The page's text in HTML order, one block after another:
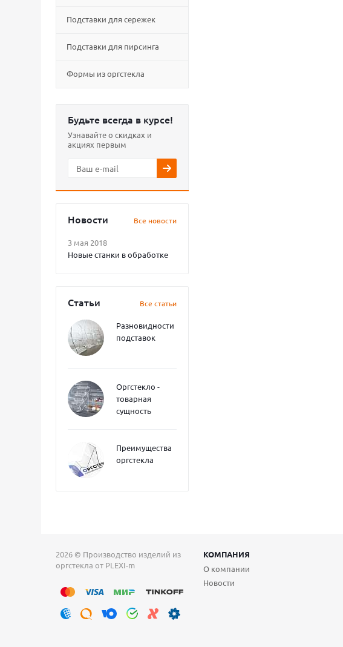
Подставки для сережек
Подставки для пирсинга
Формы из оргстекла
Будьте всегда в курсе!
Узнавайте о скидках и
акциях первым
Новости Все новости
3 мая 2018
Новые станки в обработке
Статьи Все статьи
Разновидности
подставок
Оргстекло -
товарная
сущность
Преимущества
оргстекла
2026 © Производство изделий из
оргстекла от PLEXI-m
КОМПАНИЯ
О компании
Новости